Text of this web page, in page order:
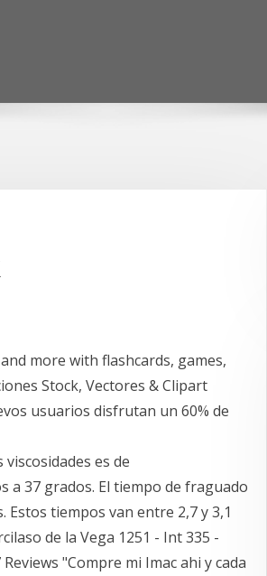
more with flashcards, games,
Stock, Vectores & Clipart
usuarios disfrutan un 60% de
es de
a 37 grados. El tiempo de fraguado
Estos tiempos van entre 2,7 y 3,1
de la Vega 1251 - Int 335 -
"Compre mi Imac ahi y cada